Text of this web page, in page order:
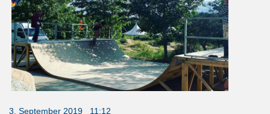
3. September 2019 11:12